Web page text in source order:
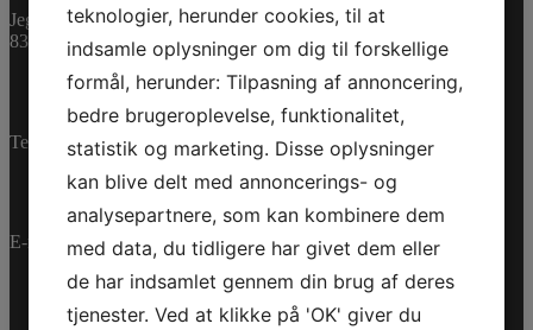
Bestillingsvare
RAIL
LAT
KIT
LINQ
antal
Tilføj til kurv
Varenummer (SKU):
715009474 Kategorier:
Accessories
Jegstrupvej 280
8361 Hasselager
Telefon:+45 70 200 600
E-mail:info@jettrade.dk
teknologier, herunder cookies, til at
indsamle oplysninger om dig til forskellige
formål, herunder: Tilpasning af annoncering,
bedre brugeroplevelse, funktionalitet,
statistik og marketing. Disse oplysninger
kan blive delt med annoncerings- og
analysepartnere, som kan kombinere dem
med data, du tidligere har givet dem eller
de har indsamlet gennem din brug af deres
tjenester. Ved at klikke på 'OK' giver du